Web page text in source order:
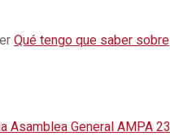
Qué tengo que saber sobre
Asamblea General AMPA 23